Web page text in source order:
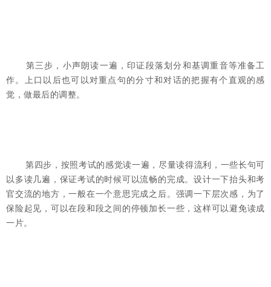
第三步，小声朗读一遍，印证段落划分和基调重音等准备工
作。上口以后也可以对重点句的分寸和对话的把握有个直观的感
觉，做最后的调整。
第四步，按照考试的感觉读一遍，尽量读得流利，一些长句可
以多读几遍，保证考试的时候可以流畅的完成。设计一下抬头和考
官交流的地方，一般在一个意思完成之后。强调一下层次感，为了
保险起见，可以在段和段之间的停顿加长一些，这样可以避免读成
一片。